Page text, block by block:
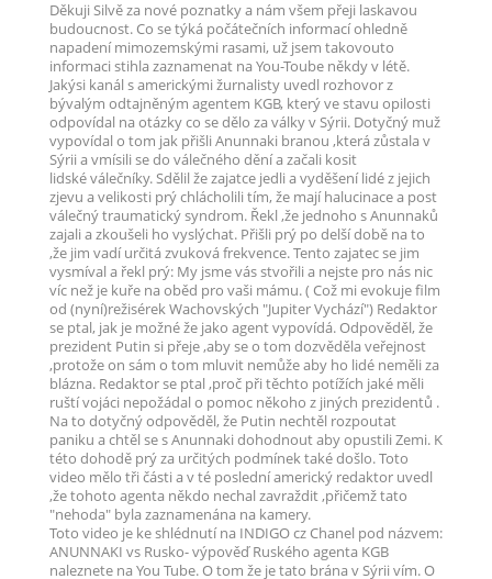
Děkuji Silvě za nové poznatky a nám všem přeji laskavou
budoucnost. Co se týká počátečních informací ohledně
napadení mimozemskými rasami, už jsem takovouto
informaci stihla zaznamenat na You-Toube někdy v létě.
Jakýsi kanál s americkými žurnalisty uvedl rozhovor z
bývalým odtajněným agentem KGB, který ve stavu opilosti
odpovídal na otázky co se dělo za války v Sýrii. Dotyčný muž
vypovídal o tom jak přišli Anunnaki branou ,která zůstala v
Sýrii a vmísili se do válečného dění a začali kosit
lidské válečníky. Sdělil že zajatce jedli a vyděšení lidé z jejich
zjevu a velikosti prý chlácholili tím, že mají halucinace a post
válečný traumatický syndrom. Řekl ,že jednoho s Anunnaků
zajali a zkoušeli ho vyslýchat. Přišli prý po delší době na to
,že jim vadí určitá zvuková frekvence. Tento zajatec se jim
vysmíval a řekl prý: My jsme vás stvořili a nejste pro nás nic
víc než je kuře na oběd pro vaši mámu. ( Což mi evokuje film
od (nyní)režisérek Wachovských "Jupiter Vychází") Redaktor
se ptal, jak je možné že jako agent vypovídá. Odpověděl, že
prezident Putin si přeje ,aby se o tom dozvěděla veřejnost
,protože on sám o tom mluvit nemůže aby ho lidé neměli za
blázna. Redaktor se ptal ,proč při těchto potížích jaké měli
ruští vojáci nepožádal o pomoc někoho z jiných prezidentů .
Na to dotyčný odpověděl, že Putin nechtěl rozpoutat
paniku a chtěl se s Anunnaki dohodnout aby opustili Zemi. K
této dohodě prý za určitých podmínek také došlo. Toto
video mělo tři části a v té poslední americký redaktor uvedl
,že tohoto agenta někdo nechal zavraždit ,přičemž tato
"nehoda" byla zaznamenána na kamery.
Toto video je ke shlédnutí na INDIGO cz Chanel pod názvem:
ANUNNAKI vs Rusko- výpověď Ruského agenta KGB
naleznete na You Tube. O tom že je tato brána v Sýrii vím. O